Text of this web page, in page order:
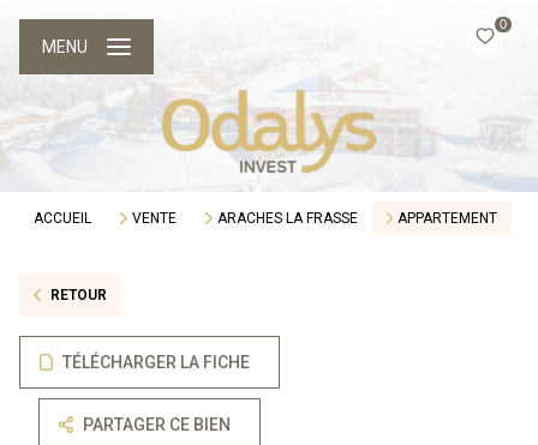
0
MENU
ACCUEIL VENTE ARACHES LA FRASSE APPARTEMENT
RETOUR
TÉLÉCHARGER LA FICHE
PARTAGER CE BIEN